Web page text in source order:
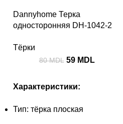
Dannyhome Терка
односторонняя DH-1042-2
Тёрки
80MDL 59 MDL
Характеристики:
Тип: тёрка плоская